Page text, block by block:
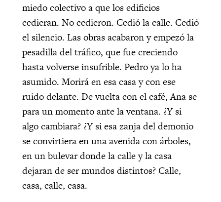
miedo colectivo a que los edificios
cedieran. No cedieron. Cedió la calle. Cedió
el silencio. Las obras acabaron y empezó la
pesadilla del tráfico, que fue creciendo
hasta volverse insufrible. Pedro ya lo ha
asumido. Morirá en esa casa y con ese
ruido delante. De vuelta con el café, Ana se
para un momento ante la ventana. ¿Y si
algo cambiara? ¿Y si esa zanja del demonio
se convirtiera en una avenida con árboles,
en un bulevar donde la calle y la casa
dejaran de ser mundos distintos? Calle,
casa, calle, casa.